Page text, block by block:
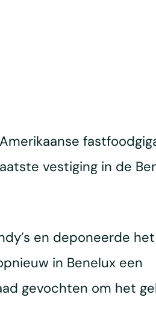
vestiging in de
en deponeerde het
in Benelux een
gevochten om het